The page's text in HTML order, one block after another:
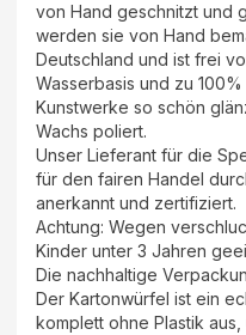
von Hand geschnitzt und
werden sie von Hand
Deutschland und ist frei
Wasserbasis und zu
Kunstwerke so schön
Wachs poliert.
Unser Lieferant für die
für den fairen Handel
anerkannt und zertifiziert.
Achtung: Wegen
Kinder unter 3 Jahren
Die nachhaltige
Der Kartonwürfel ist ein
komplett ohne Plastik